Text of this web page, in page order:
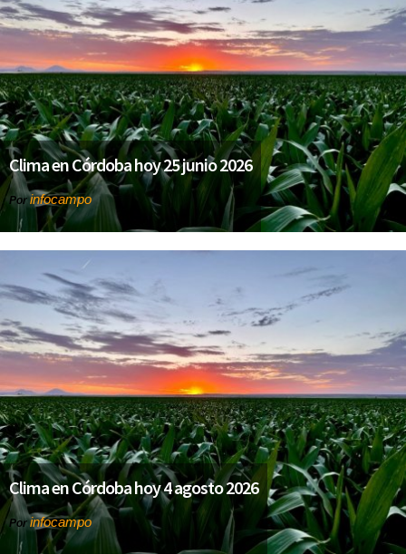
Clima en Córdoba hoy 25 junio 2026
Porinfocampo
Clima en Córdoba hoy 4 agosto 2026
Por infocampo